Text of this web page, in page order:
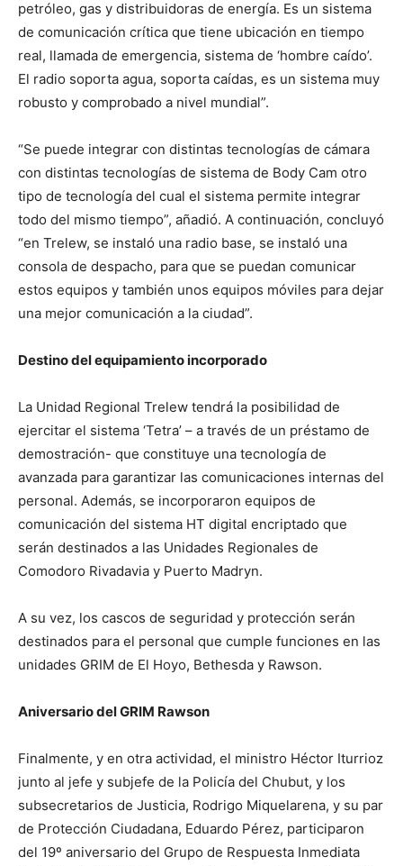
petróleo, gas y distribuidoras de energía. Es un sistema
de comunicación crítica que tiene ubicación en tiempo
real, llamada de emergencia, sistema de ‘hombre caído’.
El radio soporta agua, soporta caídas, es un sistema muy
robusto y comprobado a nivel mundial”.
“Se puede integrar con distintas tecnologías de cámara
con distintas tecnologías de sistema de Body Cam otro
tipo de tecnología del cual el sistema permite integrar
todo del mismo tiempo”, añadió. A continuación, concluyó
“en Trelew, se instaló una radio base, se instaló una
consola de despacho, para que se puedan comunicar
estos equipos y también unos equipos móviles para dejar
una mejor comunicación a la ciudad”.
Destino del equipamiento incorporado
La Unidad Regional Trelew tendrá la posibilidad de
ejercitar el sistema ‘Tetra’ – a través de un préstamo de
demostración- que constituye una tecnología de
avanzada para garantizar las comunicaciones internas del
personal. Además, se incorporaron equipos de
comunicación del sistema HT digital encriptado que
serán destinados a las Unidades Regionales de
Comodoro Rivadavia y Puerto Madryn.
A su vez, los cascos de seguridad y protección serán
destinados para el personal que cumple funciones en las
unidades GRIM de El Hoyo, Bethesda y Rawson.
Aniversario del GRIM Rawson
Finalmente, y en otra actividad, el ministro Héctor Iturrioz
junto al jefe y subjefe de la Policía del Chubut, y los
subsecretarios de Justicia, Rodrigo Miquelarena, y su par
de Protección Ciudadana, Eduardo Pérez, participaron
del 19º aniversario del Grupo de Respuesta Inmediata